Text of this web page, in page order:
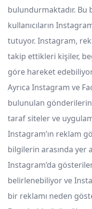
bulundurmaktadır. Bu
kullanıcıların
tutuyor. Instagram,
takip ettikleri kişiler,
göre hareket
Ayrıca Instagram ve
bulunulan
taraf siteler ve
Instagram’ın reklam
bilgilerin arasında yer
Instagram’da
belirlenebiliyor ve
bir reklamı neden